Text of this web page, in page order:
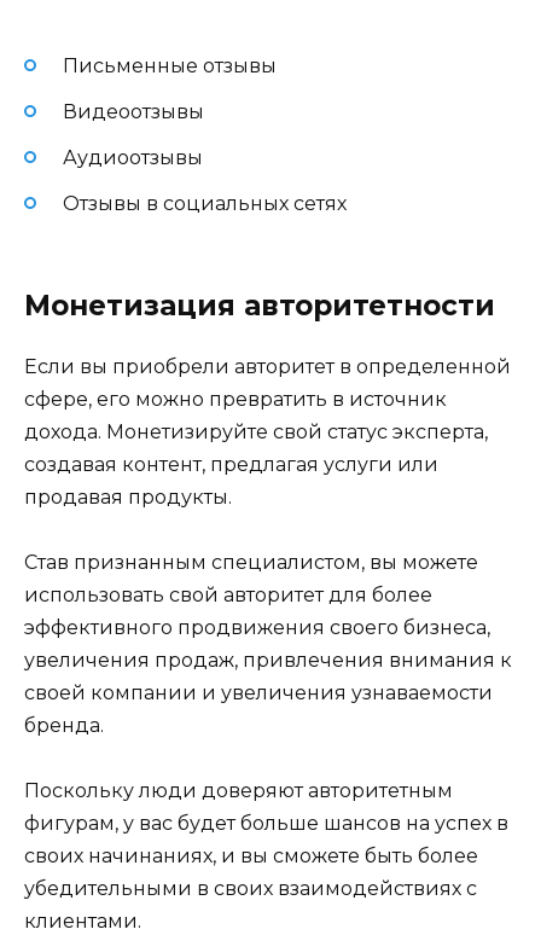
Письменные отзывы
Видеоотзывы
Аудиоотзывы
Отзывы в социальных сетях
Монетизация авторитетности
Если вы приобрели авторитет в определенной
сфере, его можно превратить в источник
дохода. Монетизируйте свой статус эксперта,
создавая контент, предлагая услуги или
продавая продукты.
Став признанным специалистом, вы можете
использовать свой авторитет для более
эффективного продвижения своего бизнеса,
увеличения продаж, привлечения внимания к
своей компании и увеличения узнаваемости
бренда.
Поскольку люди доверяют авторитетным
фигурам, у вас будет больше шансов на успех в
своих начинаниях, и вы сможете быть более
убедительными в своих взаимодействиях с
клиентами.